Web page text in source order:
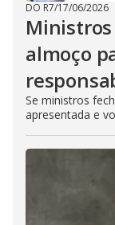
DO R7/17/06/2026
Ministros
almoço
Se ministros
apresentada e